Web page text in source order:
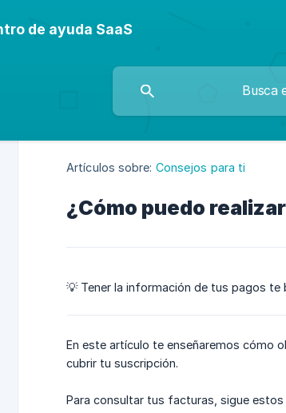
de ayuda SaaS
Artículos sobre: Consejos para ti
¿Cómo puedo
💡 Tener la información de tus pagos
En este artículo te enseñaremos cómo
cubrir tu suscripción.
Para consultar tus facturas, sigue estos